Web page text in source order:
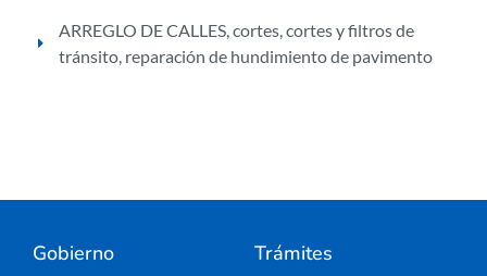
ARREGLO DE CALLES,cortes,cortes y filtros de
tránsito, reparación de hundimiento de pavimento
Gobierno Trámites